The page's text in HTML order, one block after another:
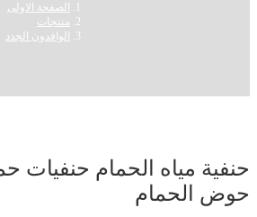
الصفحة الاولى
منتجات
الوافدون الجدد
حنفية مياه الحمام حنفيات
حوض الحمام